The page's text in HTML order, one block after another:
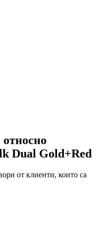
Dual Gold+Red
от клиенти, които са